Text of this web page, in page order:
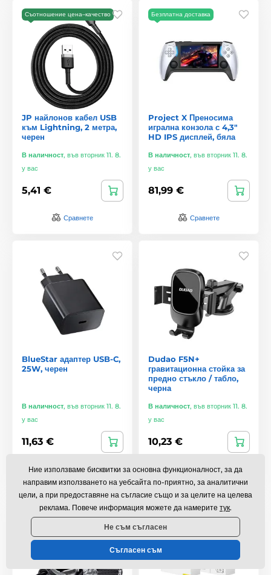
Съотношение цена–качество
JP найлонов кабел USB
към Lightning, 2 метра,
черен
В наличност, във вторник 11. 8.
у вас
5,41 €
Сравнете
Безплатна доставка
Project X Преносима
игрална конзола с 4,3"
HD IPS дисплей, бяла
В наличност, във вторник 11. 8.
у вас
81,99 €
Сравнете
BlueStar адаптер USB-C,
25W, черен
В наличност, във вторник 11. 8.
у вас
11,63 €
Сравнете
Dudao F5N+
гравитационна стойка за
предно стъкло / табло,
черна
В наличност, във вторник 11. 8.
у вас
10,23 €
Сравнете
Съотношение цена–качество
Black Friday
Ние използваме бисквитки за основна функционалност, за да
направим използването на уебсайта по-приятно, за аналитични
цели, а при предоставяне на съгласие също и за целите на целева
реклама. Повече информация можете да намерите тук.
Не съм съгласен
Съгласен съм